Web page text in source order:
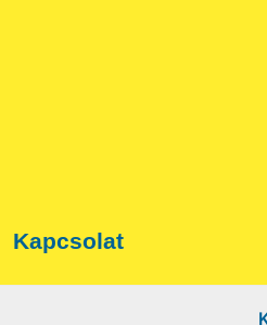
Kapcsolat